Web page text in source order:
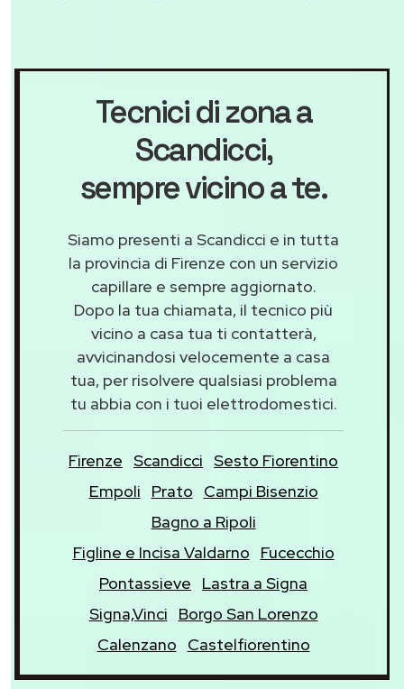
Tecnici di zona a
Scandicci,
sempre vicino a te.
Siamo presenti a Scandicci e in tutta
la provincia di Firenze con un servizio
capillare e sempre aggiornato.
Dopo la tua chiamata, il tecnico più
vicino a casa tua ti contatterà,
avvicinandosi velocemente a casa
tua, per risolvere qualsiasi problema
tu abbia con i tuoi elettrodomestici.
Firenze Scandicci Sesto Fiorentino
Empoli
Prato
Campi Bisenzio
Bagno a Ripoli
Figline e Incisa Valdarno
Fucecchio
Pontassieve
Lastra a Signa
Signa,Vinci
Borgo San Lorenzo
Calenzano
Castelfiorentino